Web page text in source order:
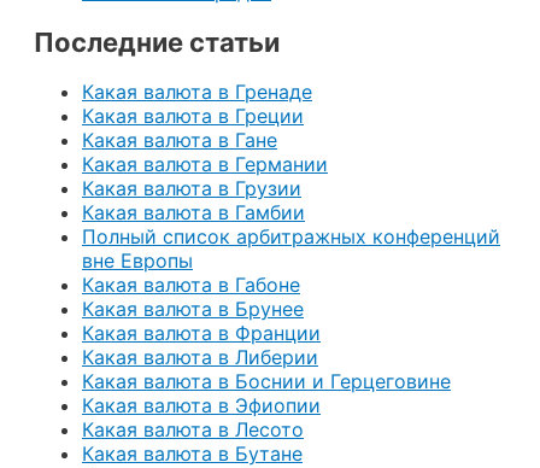
Последние статьи
Какая валюта в Гренаде
Какая валюта в Греции
Какая валюта в Гане
Какая валюта в Германии
Какая валюта в Грузии
Какая валюта в Гамбии
Полный список арбитражных конференций
вне Европы
Какая валюта в Габоне
Какая валюта в Брунее
Какая валюта в Франции
Какая валюта в Либерии
Какая валюта в Боснии и Герцеговине
Какая валюта в Эфиопии
Какая валюта в Лесото
Какая валюта в Бутане